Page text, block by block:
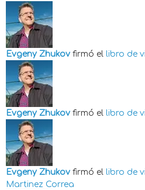
Evgeny Zhukov firmó el libro de
Evgeny Zhukov firmó el libro de
Evgeny Zhukov firmó el libro de
Martinez Correa